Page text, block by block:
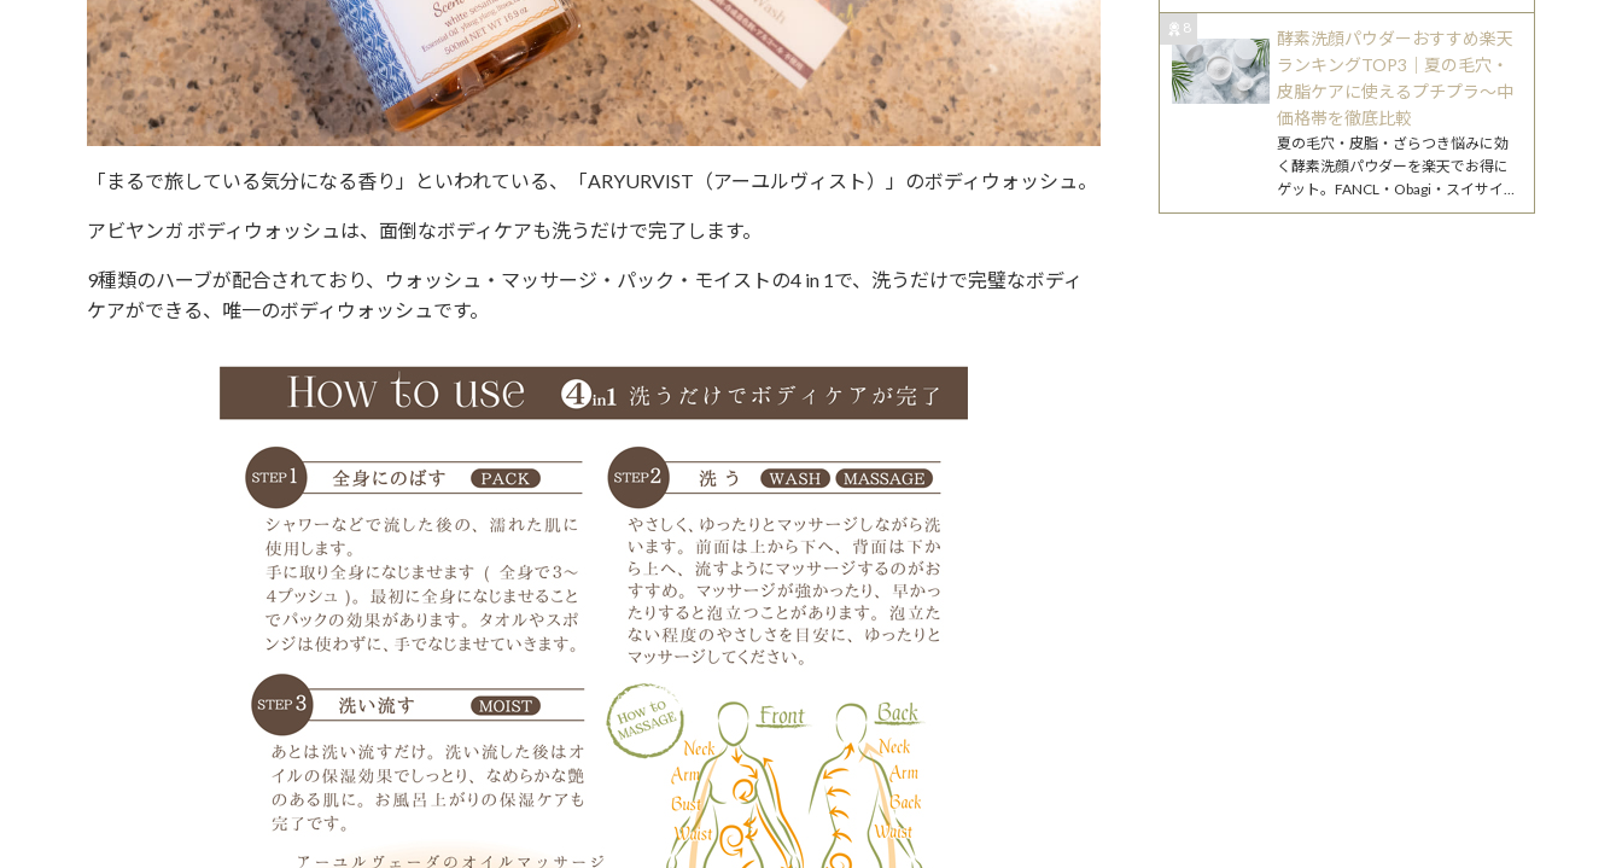
「まるで旅している気分になる香り」といわれている、「ARYURVIST（アーユルヴィスト）」のボディウォッシュ。
アビヤンガ ボディウォッシュは、面倒なボディケアも洗うだけで完了します。
9種類のハーブが配合されており、ウォッシュ・マッサージ・パック・モイストの4 in 1で、洗うだけで完璧なボディ
ケアができる、唯一のボディウォッシュです。
チプラ〜デパコスまで肌質別にTOP7
で比較・解説します。
8
酵素洗顔パウダーおすすめ楽天
ランキングTOP3｜夏の毛穴・
皮脂ケアに使えるプチプラ〜中
価格帯を徹底比較
夏の毛穴・皮脂・ざらつき悩みに効
く酵素洗顔パウダーを楽天でお得に
ゲット。FANCL・Obagi・スイサイの
人気3商品をBiew編集部が徹底比較し